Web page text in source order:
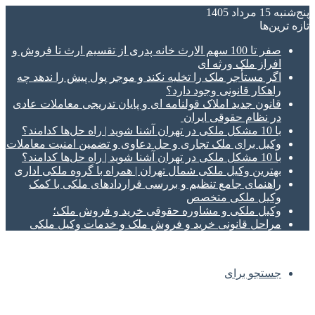
پنج‌شنبه 15 مرداد 1405
تازه‌ ترین‌ها
صفر تا 100 سهم الارث خانه پدری از تقسیم ارث تا فروش و
افراز ملک ورثه ای
اگر مستأجر ملک را تخلیه نکند و موجر پول پیش را ندهد چه
راهکار قانونی وجود دارد؟
قانون جدید املاک قولنامه ای و پایان تدریجی معاملات عادی
در نظام حقوقی ایران
با 10 مشکل ملکی در تهران آشنا شوید | راه حل‌ها کدامند؟
وکیل برای ملک تجاری و حل دعاوی و تضمین امنیت معاملات
با 10 مشکل ملکی در تهران آشنا شوید | راه حل‌ها کدامند؟
بهترین وکیل ملکی شمال تهران | همراه با گروه ملکی اداری
راهنمای جامع تنظیم و بررسی قراردادهای ملکی با کمک
وکیل ملکی متخصص
وکیل ملکی و مشاوره حقوقی خرید و فروش ملک؛
مراحل قانونی خرید و فروش ملک و خدمات وکیل ملکی
جستجو برای